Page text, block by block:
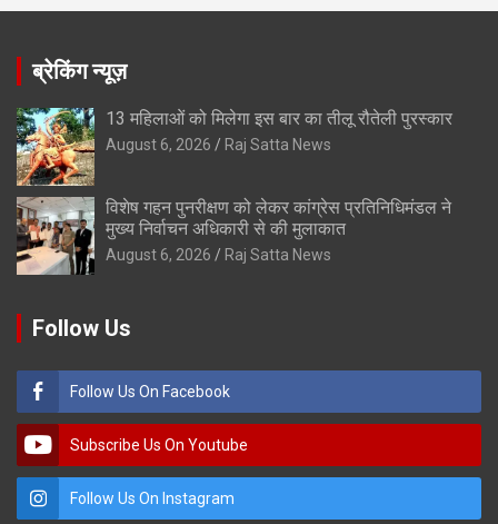
ब्रेकिंग न्यूज़
13 महिलाओं को मिलेगा इस बार का तीलू रौतेली पुरस्कार
August 6, 2026 Raj Satta News
विशेष गहन पुनरीक्षण को लेकर कांग्रेस प्रतिनिधिमंडल ने
मुख्य निर्वाचन अधिकारी से की मुलाकात
August 6, 2026 Raj Satta News
Follow Us
Follow Us On Facebook
Subscribe Us On Youtube
Follow Us On Instagram